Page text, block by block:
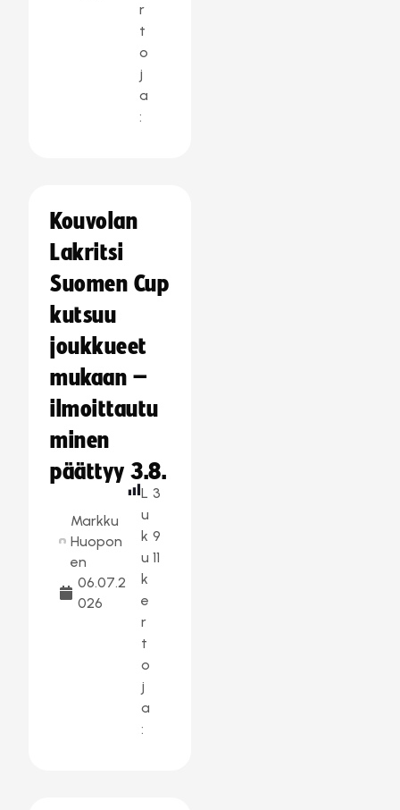
r
t
o
j
a
:
Kouvolan
Lakritsi
Suomen Cup
kutsuu
joukkueet
mukaan –
ilmoittautu
minen
päättyy 3.8.
Markku
Huopon
en
06.07.2
026
L
u
k
u
k
e
r
t
o
j
a
:
3
9
11